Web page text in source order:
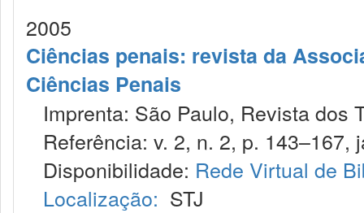
2005
Ciências penais: revista da
Ciências Penais
Imprenta: São Paulo, Revista dos
Referência: v. 2, n. 2, p. 143–167,
Disponibilidade: Rede Virtual de
Localização: STJ